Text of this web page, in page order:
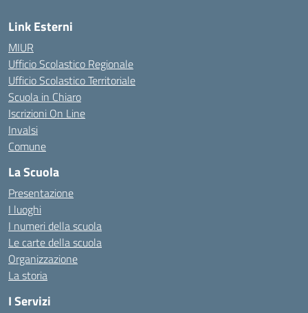
Link Esterni
MIUR
Ufficio Scolastico Regionale
Ufficio Scolastico Territoriale
Scuola in Chiaro
Iscrizioni On Line
Invalsi
Comune
La Scuola
Presentazione
I luoghi
I numeri della scuola
Le carte della scuola
Organizzazione
La storia
I Servizi